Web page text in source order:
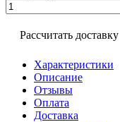
Рассчитать доставку
Характеристики
Описание
Отзывы
Оплата
Доставка